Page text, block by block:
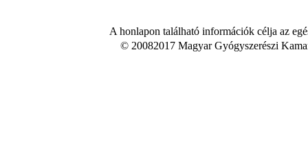
A honlapon található információk célja az
© 20082017 Magyar Gyógyszerészi